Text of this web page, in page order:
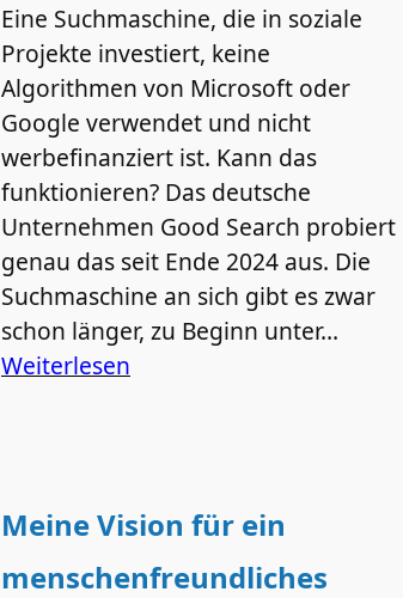
Eine Suchmaschine, die in soziale
Projekte investiert, keine
Algorithmen von Microsoft oder
Google verwendet und nicht
werbefinanziert ist. Kann das
funktionieren? Das deutsche
Unternehmen Good Search probiert
genau das seit Ende 2024 aus. Die
Suchmaschine an sich gibt es zwar
schon länger, zu Beginn unter…
Weiterlesen
Meine Vision für ein
menschenfreundliches